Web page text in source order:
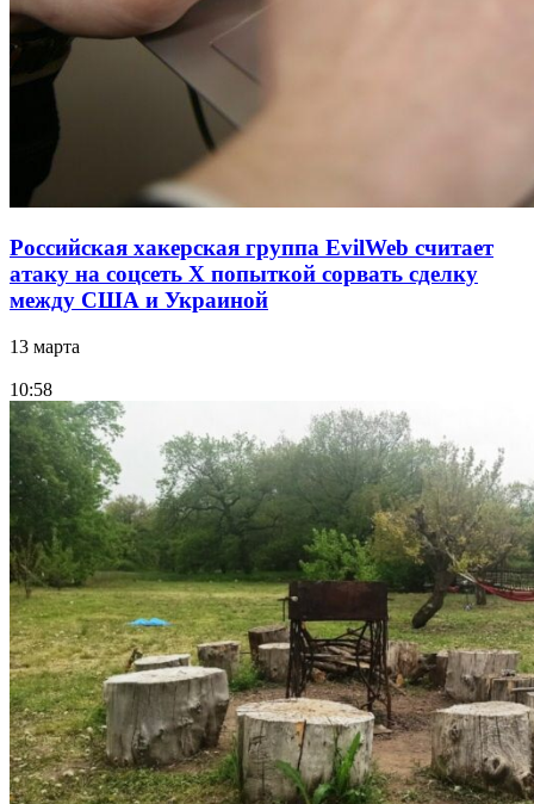
Российская хакерская группа EvilWeb считает
атаку на соцсеть Х попыткой сорвать сделку
между США и Украиной
13 марта
10:58